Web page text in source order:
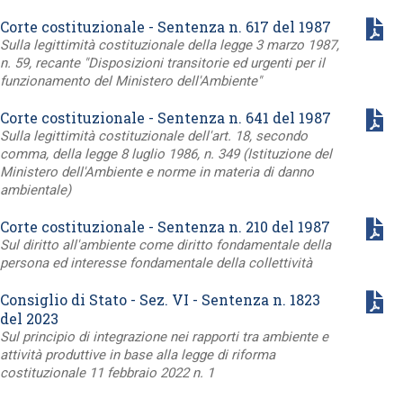
Corte costituzionale - Sentenza n. 617 del 1987
Sulla legittimità costituzionale della legge 3 marzo 1987,
n. 59, recante "Disposizioni transitorie ed urgenti per il
funzionamento del Ministero dell'Ambiente"
Corte costituzionale - Sentenza n. 641 del 1987
Sulla legittimità costituzionale dell'art. 18, secondo
comma, della legge 8 luglio 1986, n. 349 (Istituzione del
Ministero dell'Ambiente e norme in materia di danno
ambientale)
Corte costituzionale - Sentenza n. 210 del 1987
Sul diritto all'ambiente come diritto fondamentale della
persona ed interesse fondamentale della collettività
Consiglio di Stato - Sez. VI - Sentenza n. 1823
del 2023
Sul principio di integrazione nei rapporti tra ambiente e
attività produttive in base alla legge di riforma
costituzionale 11 febbraio 2022 n. 1